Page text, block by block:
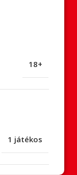
18+
1 játékos